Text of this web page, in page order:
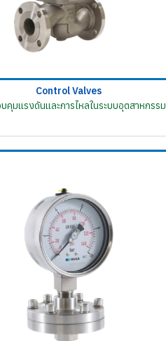
Control Valves
คุมแรงดันและการไหลในระบบอุตสาหกรรม